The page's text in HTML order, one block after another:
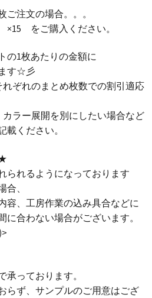
ご注文の場合。。。
をご購入ください。
の1枚あたりの金額に
す☆彡
ぞれのまとめ枚数での割引適応
ラー展開を別にしたい場合など
載ください。
られるようになっております
合、
容、工房作業の込み具合などに
に合わない場合がございます。
承っております。
らず、サンプルのご用意はござ